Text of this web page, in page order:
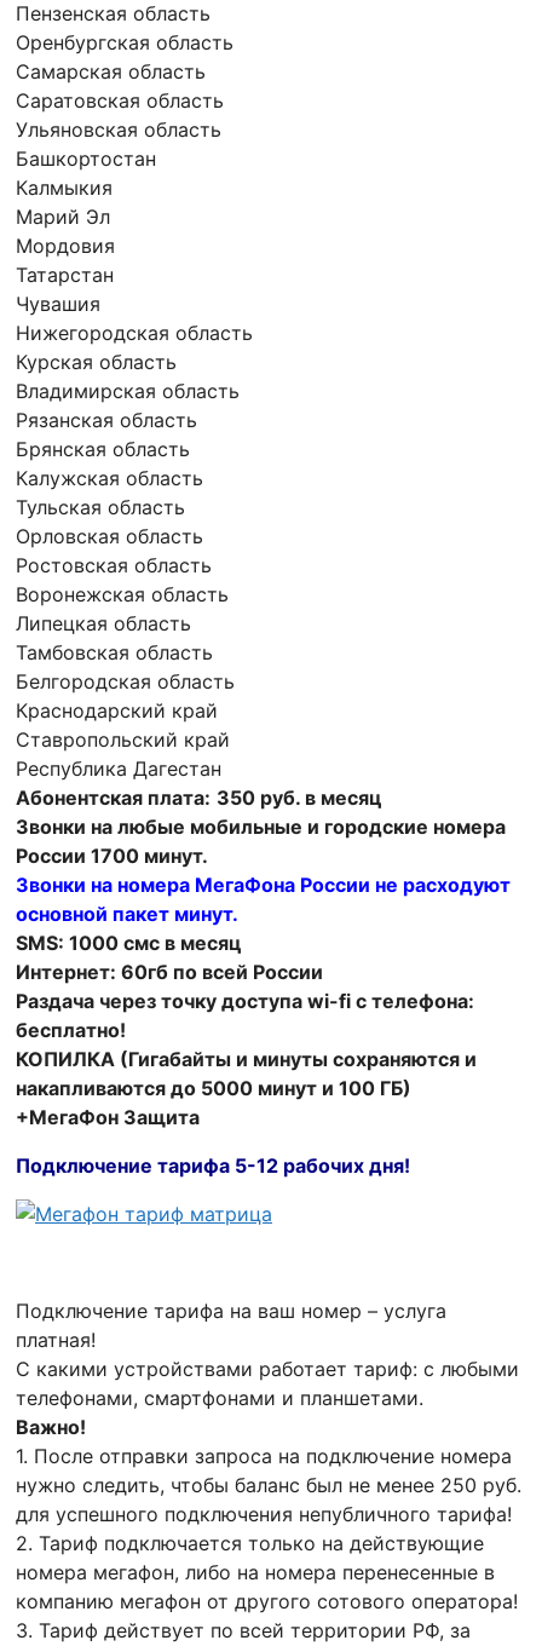
Пензенская область
Оренбургская область
Самарская область
Саратовская область
Ульяновская область
Башкортостан
Калмыкия
Марий Эл
Мордовия
Татарстан
Чувашия
Нижегородская область
Курская область
Владимирская область
Рязанская область
Брянская область
Калужская область
Тульская область
Орловская область
Ростовская область
Воронежская область
Липецкая область
Тамбовская область
Белгородская область
Краснодарский край
Ставропольский край
Республика Дагестан
Абонентская плата: 350 руб. в месяц
Звонки на любые мобильные и городские номера
России 1700 минут.
Звонки на номера МегаФона России не расходуют
основной пакет минут.
SMS: 1000 смс в месяц
Интернет: 60гб по всей России
Раздача через точку доступа wi-fi с телефона:
бесплатно!
КОПИЛКА (Гигабайты и минуты сохраняются и
накапливаются до 5000 минут и 100 ГБ)
+МегаФон Защита
Подключение тарифа 5-12 рабочих дня!
Подключение тарифа на ваш номер – услуга
платная!
С какими устройствами работает тариф: с любыми
телефонами, смартфонами и планшетами.
Важно!
1. После отправки запроса на подключение номера
нужно следить, чтобы баланс был не менее 250 руб.
для успешного подключения непубличного тарифа!
2. Тариф подключается только на действующие
номера мегафон, либо на номера перенесенные в
компанию мегафон от другого сотового оператора!
3. Тариф действует по всей территории РФ, за